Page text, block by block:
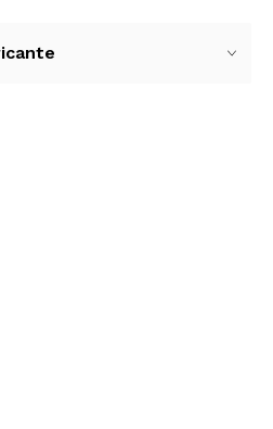
contra tormentas.